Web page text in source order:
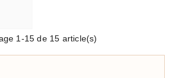
1 -15 de 15 article(s)